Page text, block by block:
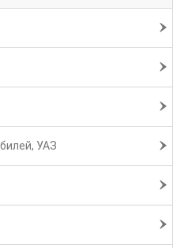
УАЗ